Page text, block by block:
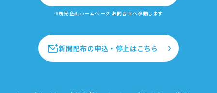
※明光企画ホームページ お問合せへ移動します
新聞配布の申込・停止はこちら